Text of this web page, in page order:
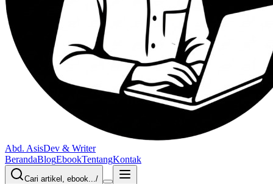
Abd. AsisDev & Writer
BerandaBlogEbookTentangKontak
Cari artikel, ebook.../